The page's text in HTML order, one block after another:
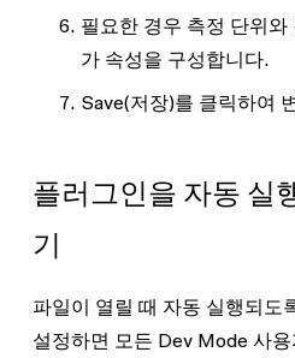
필요한 경우 측정 단위
가 속성을 구성합니다.
Save(저장)를 클릭하여
플러그인을 자동 실
기
파일이 열릴 때 자동 실행되도
설정하면 모든 Dev Mode 사